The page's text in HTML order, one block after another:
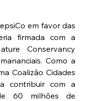
firmada com a
Conservancy
Como a
Coalizão Cidades
contribuir com a
60 milhões de